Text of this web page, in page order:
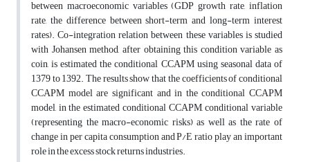
between macroeconomic variables (GDP growth rate, inflation
rate, the difference between short-term and long-term interest
rates). Co-integration relation between these variables is studied
with Johansen method, after obtaining this condition variable as
coin, is estimated the conditional CCAPM using seasonal data of
1379 to 1392. The results show that the coefficients of conditional
CCAPM model are significant and in the conditional CCAPM
model, in the estimated conditional CCAPM, conditional variable
(representing the macro-economic risks) as well as the rate of
change in per capita consumption and P/E ratio play an important
role in the excess stock returns industries.